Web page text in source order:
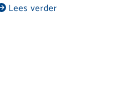
Lees verder